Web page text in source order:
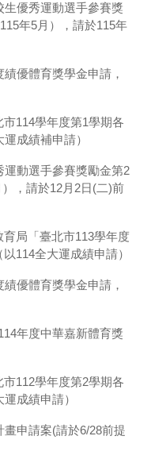
生優秀運動選手參賽獎
年5月），請於115年
優體育獎學金申請，
114學年度第1學期各
成績補申請）
運動選手參賽獎勵金第2
，請於12月2日(二)前
育局「臺北市113學年度
114全大運成績申請）
優體育獎學金申請，
年度中華嘉新體育獎
112學年度第2學期各
成績申請）
申請案(請於6/28前提